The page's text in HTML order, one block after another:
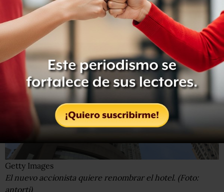
sede de un hotel que hasta ayer se llamaba Trump Ocean
Club International Hotel and Tower.
Getty Images
El nuevo accionista quiere renombrar el hotel. (Foto:
antorti)